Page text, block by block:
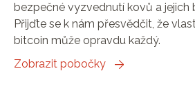
bezpečné vyzvednutí kovů a jejich
Přijďte se k nám přesvědčit, že
bitcoin může opravdu každý.
Zobrazit pobočky